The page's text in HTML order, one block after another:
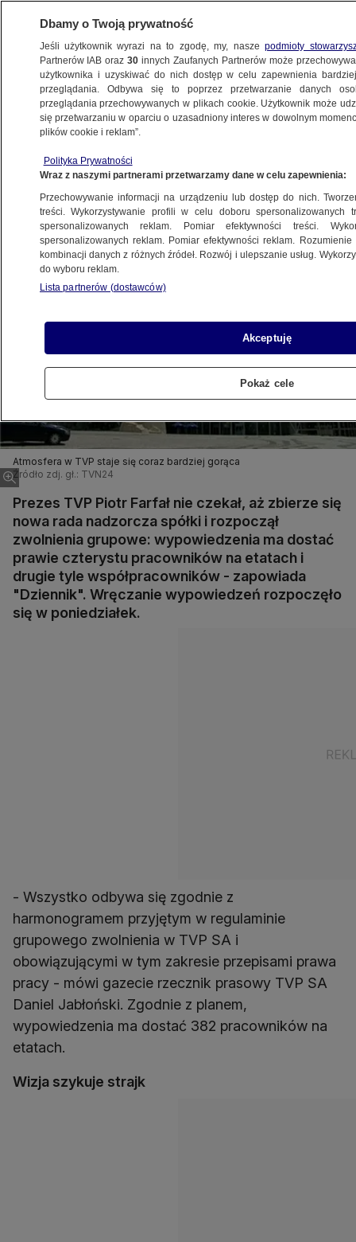
BIZNES
NAJNOWSZE
1.09.2009, 07:39Aktualizacja: 1.09.2009, 07:59
Udostępnij
Atmosfera w TVP staje się coraz bardziej gorąca
Źródło zdj. gł.: TVN24
Prezes TVP Piotr Farfał nie czekał, aż zbierze się
nowa rada nadzorcza spółki i rozpoczął
zwolnienia grupowe: wypowiedzenia ma dostać
prawie czterystu pracowników na etatach i
drugie tyle współpracowników - zapowiada
"Dziennik". Wręczanie wypowiedzeń rozpoczęło
się w poniedziałek.
- Wszystko odbywa się zgodnie z
harmonogramem przyjętym w regulaminie
grupowego zwolnienia w TVP SA i
obowiązującymi w tym zakresie przepisami prawa
pracy - mówi gazecie rzecznik prasowy TVP SA
Daniel Jabłoński. Zgodnie z planem,
wypowiedzenia ma dostać 382 pracowników na
etatach.
Wizja szykuje strajk
Dbamy o Twoją prywatność
Jeśli użytkownik wyrazi na to zgodę, my, naszepodmioty
Partnerów IAB oraz30 innych Zaufanych Partnerów może
użytkownika i uzyskiwać do nich dostęp w celu zapewnienia
przeglądania. Odbywa się to poprzez przetwarzanie danych
przeglądania przechowywanych w plikach cookie. Użytkownik może
się przetwarzaniu w oparciu o uzasadniony interes w dowolnym
plików cookie i reklam”.
Polityka Prywatności
Wraz z naszymi partnerami przetwarzamy dane w celu zapewnienia:
Przechowywanie informacji na urządzeniu lub dostęp do nich.
treści. Wykorzystywanie profili w celu doboru spersonalizowanych
spersonalizowanych reklam. Pomiar efektywności treści.
spersonalizowanych reklam. Pomiar efektywności reklam.
kombinacji danych z różnych źródeł. Rozwój i ulepszanie usług.
do wyboru reklam.
Lista partnerów (dostawców)
Akceptuję
Pokaż cele